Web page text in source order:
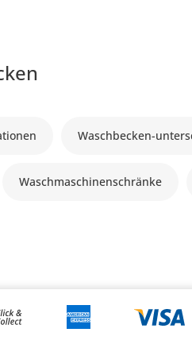
Waschbecken-
Waschmaschinenschränke